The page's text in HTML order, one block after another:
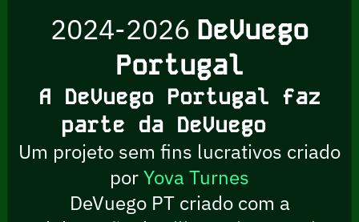
2024-2026 DeVuego
Portugal
A DeVuego Portugal faz
parte da DeVuego
Um projeto sem fins lucrativos criado
porYova Turnes
DeVuego PT criado com a